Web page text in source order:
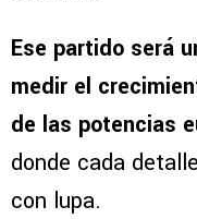
Ese partido será
medir el
de las potencias
donde cada
con lupa.